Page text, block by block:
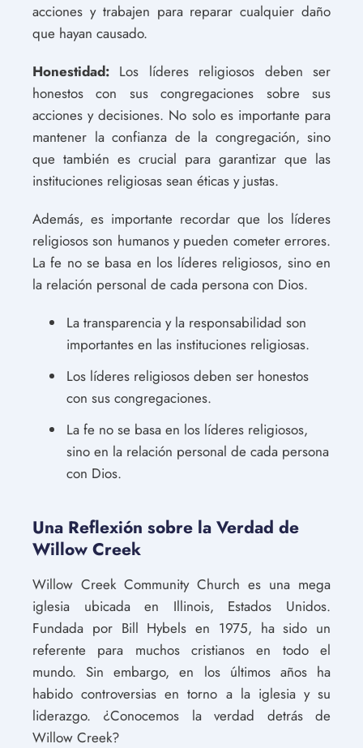
acciones y trabajen para reparar cualquier daño
que hayan causado.
Honestidad: Los líderes religiosos deben ser
honestos con sus congregaciones sobre sus
acciones y decisiones. No solo es importante para
mantener la confianza de la congregación, sino
que también es crucial para garantizar que las
instituciones religiosas sean éticas y justas.
Además, es importante recordar que los líderes
religiosos son humanos y pueden cometer errores.
La fe no se basa en los líderes religiosos, sino en
la relación personal de cada persona con Dios.
La transparencia y la responsabilidad son
importantes en las instituciones religiosas.
Los líderes religiosos deben ser honestos
con sus congregaciones.
La fe no se basa en los líderes religiosos,
sino en la relación personal de cada persona
con Dios.
Una Reflexión sobre la Verdad de
Willow Creek
Willow Creek Community Church es una mega
iglesia ubicada en Illinois, Estados Unidos.
Fundada por Bill Hybels en 1975, ha sido un
referente para muchos cristianos en todo el
mundo. Sin embargo, en los últimos años ha
habido controversias en torno a la iglesia y su
liderazgo. ¿Conocemos la verdad detrás de
Willow Creek?